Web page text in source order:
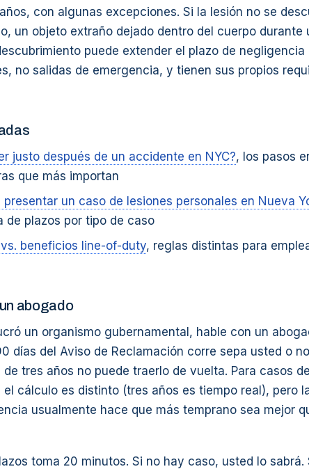
con algunas excepciones. Si la lesión no se
un objeto extraño dejado dentro del cuerpo durante
puede extender el plazo de negligencia
no salidas de emergencia, y tienen sus propios
justo después de un accidente en NYC?, los pasos
que más importan
presentar un caso de lesiones personales en Nueva
de plazos por tipo de caso
beneficios line-of-duty, reglas distintas para
abogado
un organismo gubernamental, hable con un
días del Aviso de Reclamación corre sepa usted o
tres años no puede traerlo de vuelta. Para casos de
cálculo es distinto (tres años es tiempo real), pero
usualmente hace que más temprano sea mejor
toma 20 minutos. Si no hay caso, usted lo sabrá.